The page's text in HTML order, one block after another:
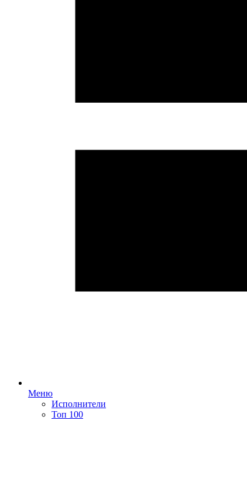
Меню
Исполнители
Топ 100